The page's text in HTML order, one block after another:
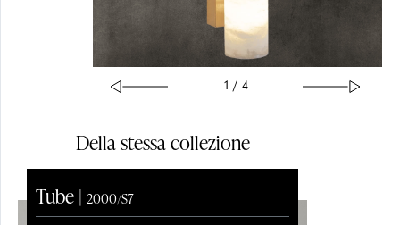
1 / 4
Della stessa collezione
Tube | 2000/S7
Tube | 2000/S1